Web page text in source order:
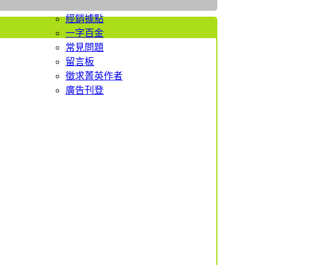
經銷據點
一字百金
常見問題
留言板
徵求菁英作者
廣告刊登